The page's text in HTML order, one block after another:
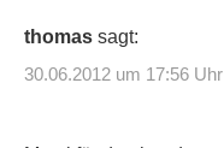
thomas sagt:
30.06.2012 um 17:56 Uhr